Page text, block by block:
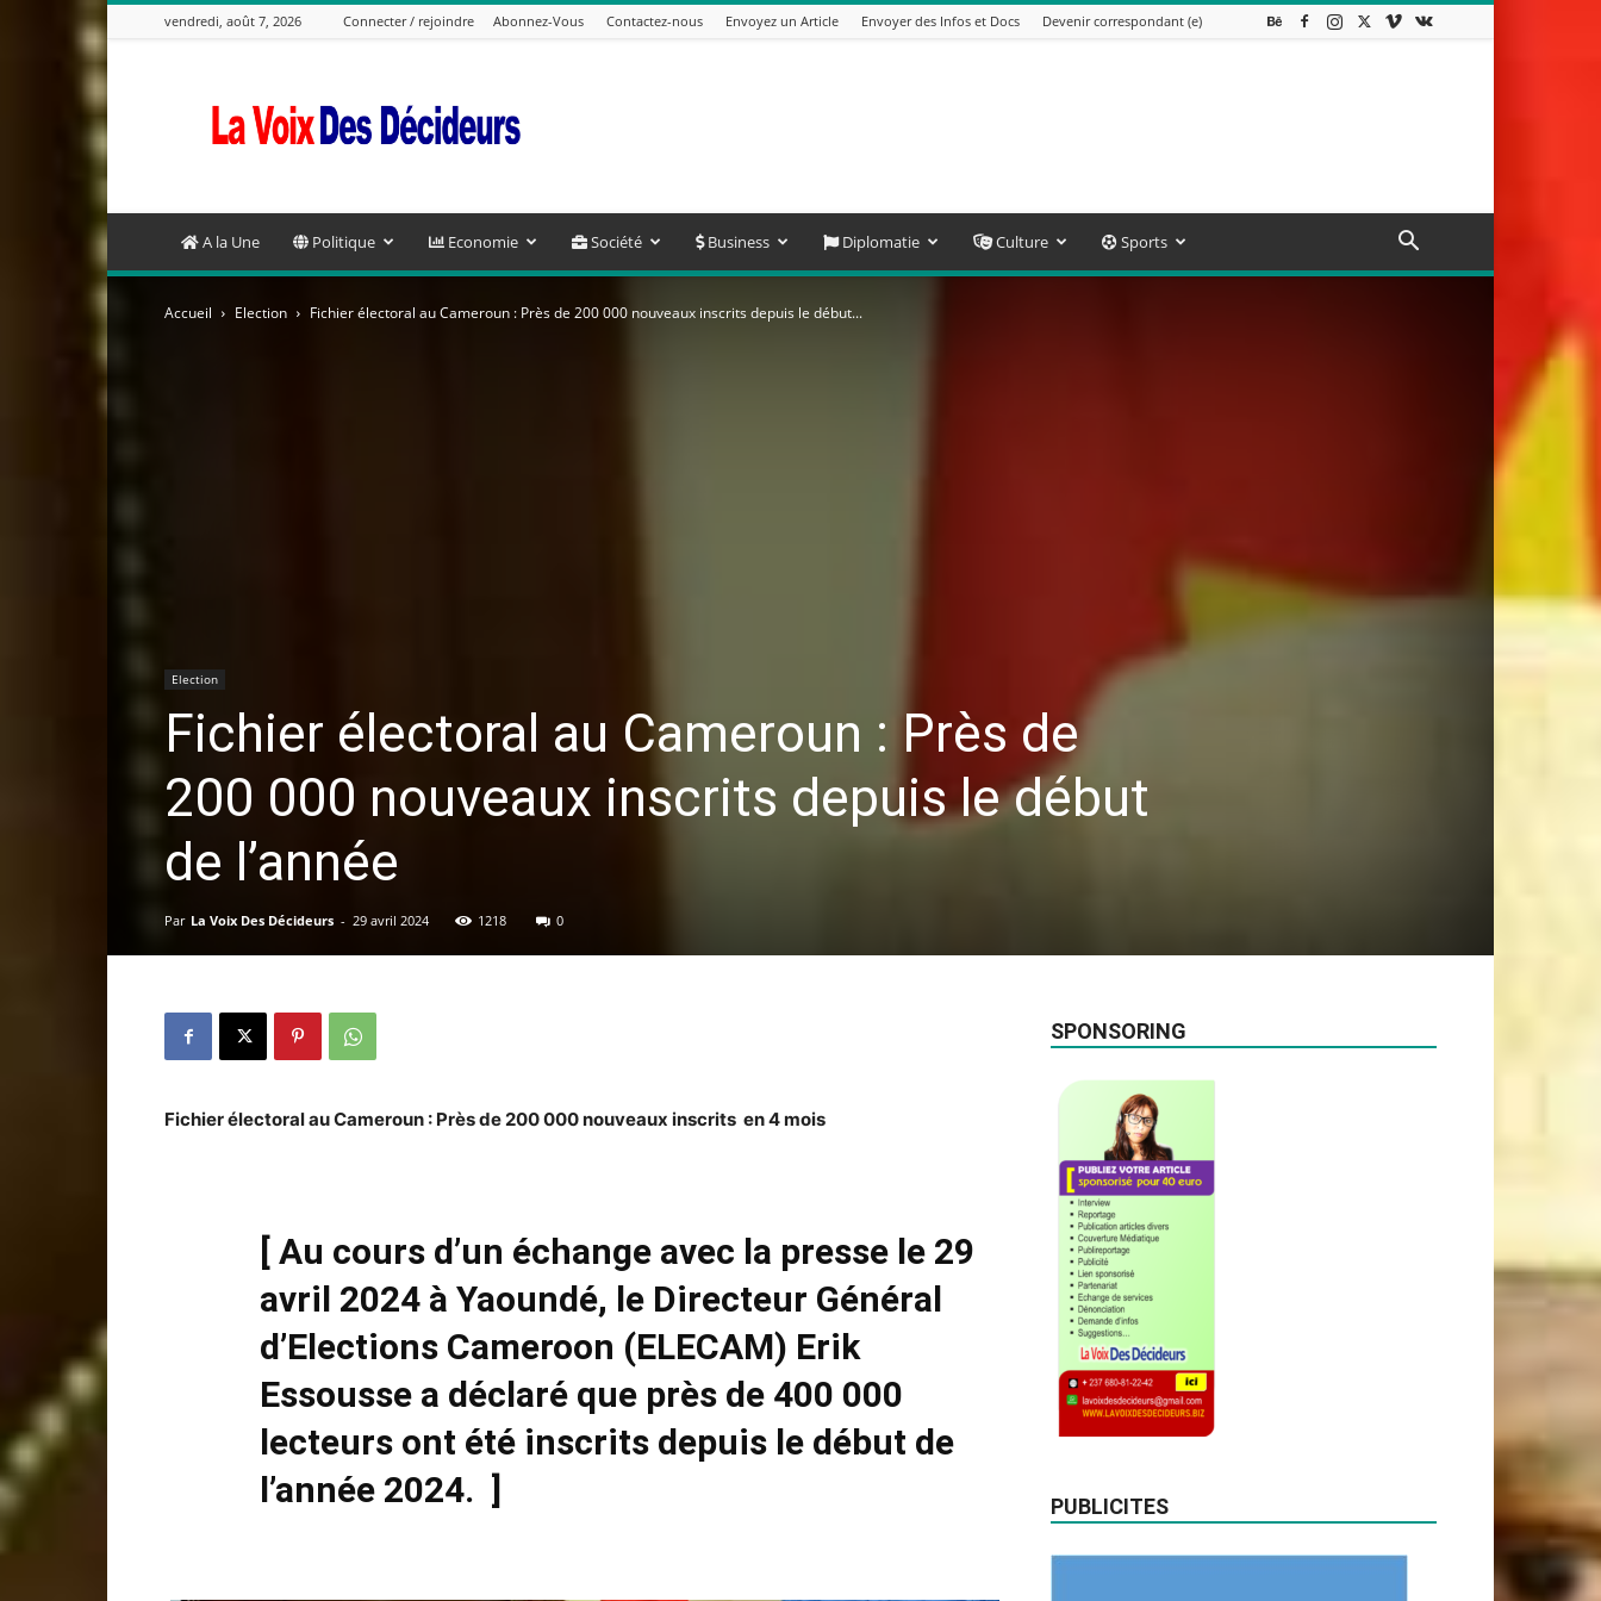
vendredi, août 7, 2026 Connecter / rejoindre Abonnez-Vous Contactez-nous Envoyez un Article Envoyer des Infos et Docs Devenir correspondant (e)
Voix
Des
A la Une Politique Economie Société Business Diplomatie Culture Sports
Accueil Election Fichier électoral au Cameroun : Près de 200 000 nouveaux inscrits depuis le début...
Election
Fichier électoral au Cameroun : Près de
200 000 nouveaux inscrits depuis le début
de l’année
Par La Voix Des Décideurs - 29 avril 2024 1218 0
Fichier électoral au Cameroun : Près de 200 000 nouveaux inscrits en 4 mois
[ Au cours d’un échange avec la presse le 29
avril 2024 à Yaoundé, le Directeur Général
d’Elections Cameroon (ELECAM) Erik
Essousse a déclaré que près de 400 000
lecteurs ont été inscrits depuis le début de
l’année 2024. ]
SPONSORING
PUBLICITES